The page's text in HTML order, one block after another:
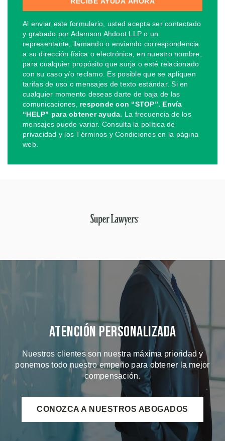
Al enviar este formulario, usted acepta ser contactado
y grabado por Adamson Ahdoot LLP o un
representante, llamando o enviando correspondencia
a su dirección física o electrónica, en nuestro nombre,
para cualquier propósito que surja o esté relacionado
con su caso y/o reclamo. Es posible que se apliquen
tarifas de uso o mensajes de texto estándar. Si en
cualquier momento deseas darte de baja de las
comunicaciones, responde con “STOP”. Envía
“HELP” para obtener ayuda. La frecuencia de los
mensajes puede variar. Consulta la política de
privacidad y los Términos y Condiciones en la página
web.
Atención Personalizada
Nuestros clientes son nuestra máxima prioridad y
ponemos todo nuestro empeño para obtener la mejor
compensación.
CONOZCA A NUESTROS ABOGADOS